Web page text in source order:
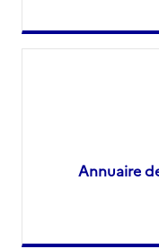
Annuaire